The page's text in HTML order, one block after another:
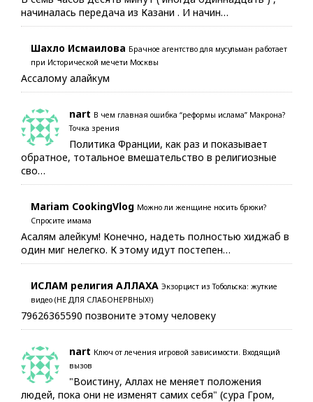
начиналась передача из Казани . И начин…
Шахло Исмаилова Брачное агентство для мусульман работает
при Исторической мечети Москвы
Ассалому алайкум
nart В чем главная ошибка “реформы ислама” Макрона?
Точка зрения
Политика Франции, как раз и показывает
обратное, тотальное вмешательство в религиозные
сво…
Mariam CookingVlog Можно ли женщине носить брюки?
Спросите имама
Асалям алейкум! Конечно, надеть полностью хиджаб в
один миг нелегко. К этому идут постепен…
ИСЛАМ религия АЛЛАХА Экзорцист из Тобольска: жуткие
видео (НЕ ДЛЯ СЛАБОНЕРВНЫХ!)
79626365590 позвоните этому человеку
nart Ключ от лечения игровой зависимости. Входящий
вызов
"Воистину, Аллах не меняет положения
людей, пока они не изменят самих себя" (сура Гром,